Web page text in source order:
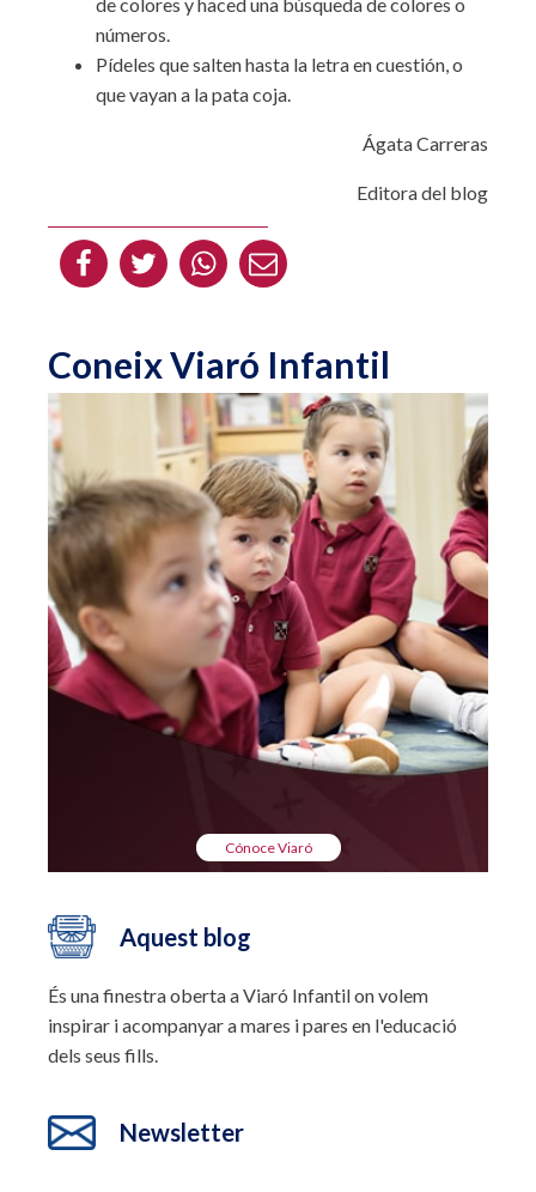
de colores y haced una búsqueda de colores o
números.
Pídeles que salten hasta la letra en cuestión, o
que vayan a la pata coja.
Ágata Carreras
Editora del blog
Coneix Viaró Infantil
Cónoce Viaró
Aquest blog
És una finestra oberta a Viaró Infantil on volem
inspirar i acompanyar a mares i pares en l'educació
dels seus fills.
Newsletter